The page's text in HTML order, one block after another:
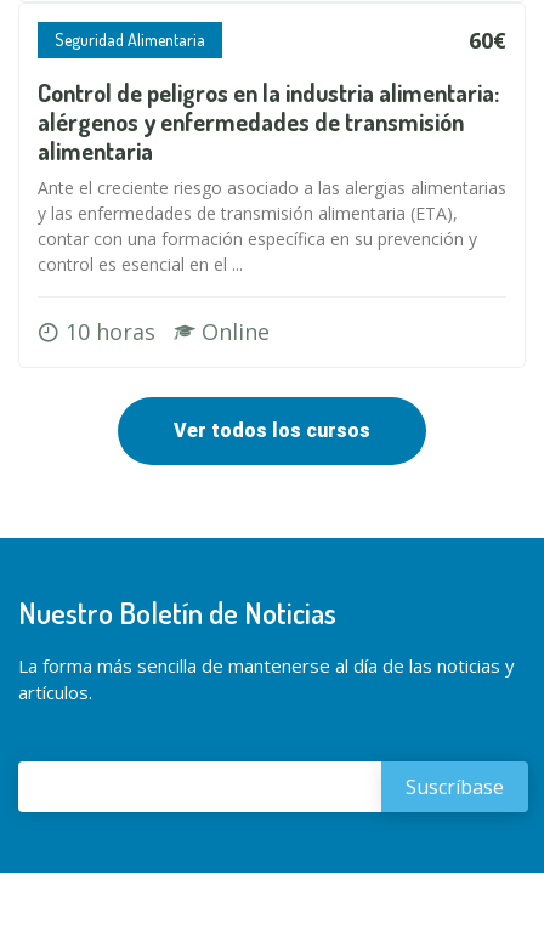
Seguridad Alimentaria 60€
Control de peligros en la industria alimentaria:
alérgenos y enfermedades de transmisión
alimentaria
Ante el creciente riesgo asociado a las alergias alimentarias
y las enfermedades de transmisión alimentaria (ETA),
contar con una formación específica en su prevención y
control es esencial en el ...
10 horas Online
Ver todos los cursos
Nuestro Boletín de Noticias
La forma más sencilla de mantenerse al día de las noticias y
artículos.